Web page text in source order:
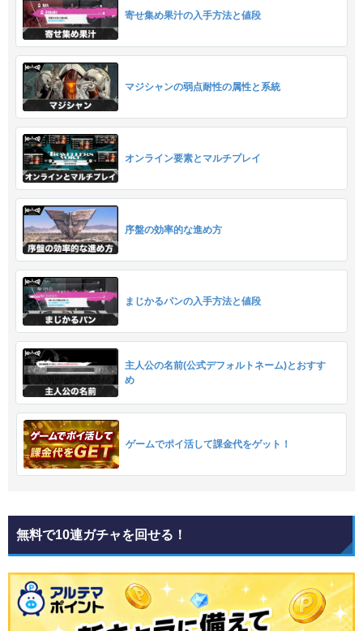
寄せ集め果汁の入手方法と値段
マジシャンの弱点耐性の属性と系統
オンライン要素とマルチプレイ
序盤の効率的な進め方
まじかるパンの入手方法と値段
主人公の名前(公式デフォルトネーム)とおすす
め
ゲームでポイ活して課金代をゲット！
無料で10連ガチャを回せる！